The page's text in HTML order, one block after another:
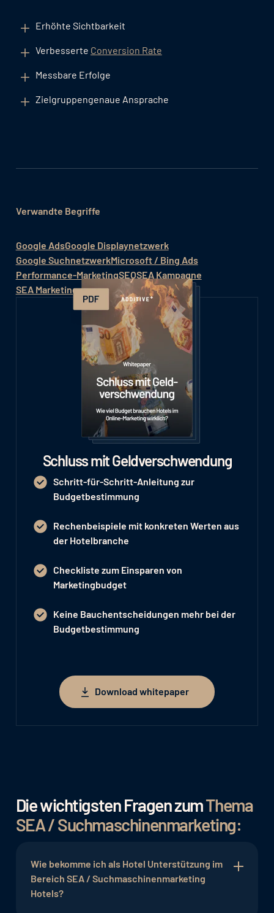
Erhöhte Sichtbarkeit
Verbesserte Conversion Rate
Messbare Erfolge
Zielgruppengenaue Ansprache
Verwandte Begriffe
Google AdsGoogle Displaynetzwerk
Google SuchnetzwerkMicrosoft / Bing Ads
Performance-MarketingSEOSEA Kampagne
SEA Marketing
Schluss mit Geldverschwendung
Schritt-für-Schritt-Anleitung zur
Budgetbestimmung
Rechenbeispiele mit konkreten Werten aus
der Hotelbranche
Checkliste zum Einsparen von
Marketingbudget
Keine Bauchentscheidungen mehr bei der
Budgetbestimmung
Download whitepaper
Download whitepaper
Die wichtigsten Fragen zumThema
SEA / Suchmaschinenmarketing:
Wie bekomme ich als Hotel Unterstützung im
Bereich SEA / Suchmaschinenmarketing
Hotels?